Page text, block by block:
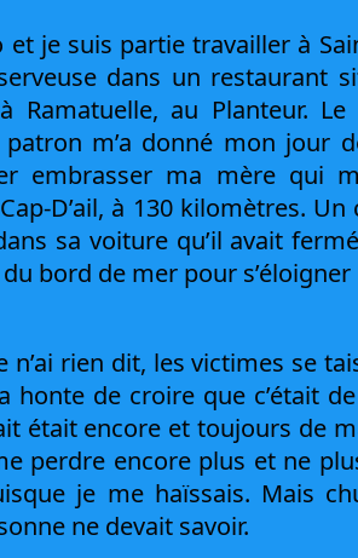
et je suis partie travailler à
dans un restaurant
Ramatuelle, au Planteur.
m’a donné mon jour
embrasser ma mère qui
D’ail, à 130 kilomètres.
sa voiture qu’il avait
bord de mer pour
n’ai rien dit, les victimes se
honte de croire que c’était
était encore et toujours de
perdre encore plus et ne
je me haïssais. Mais
ne devait savoir.